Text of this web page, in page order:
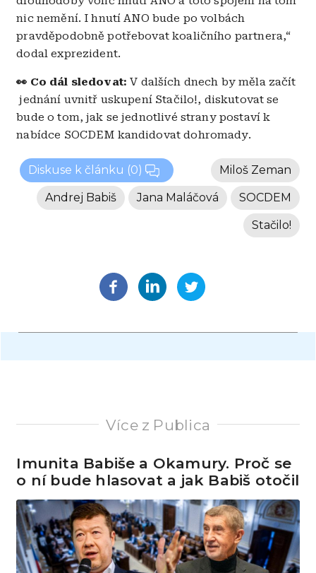
nic nemění. I hnutí ANO bude po volbách
pravděpodobně potřebovat koaličního partnera,“
dodal exprezident.
👀 Co dál sledovat: V dalších dnech by měla začít
jednání uvnitř uskupení Stačilo!, diskutovat se
bude o tom, jak se jednotlivé strany postaví k
nabídce SOCDEM kandidovat dohromady.
Diskuse k článku (0) Miloš Zeman
SOCDEM
Jana Maláčová
Andrej Babiš
Stačilo!
Více z Publica
Imunita Babiše a Okamury. Proč se
o ní bude hlasovat a jak Babiš otočil